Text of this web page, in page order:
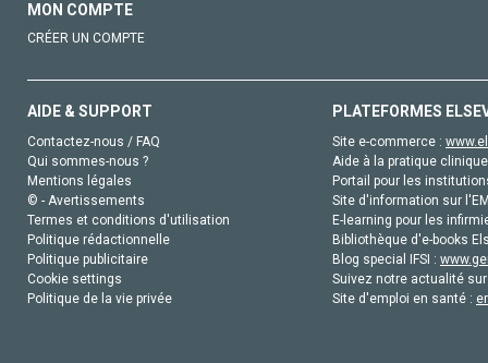
MON COMPTE
CRÉER UN COMPTE
AIDE & SUPPORT
Contactez-nous / FAQ
Qui sommes-nous ?
Mentions légales
© - Avertissements
Termes et conditions d'utilisation
Politique rédactionnelle
Politique publicitaire
Cookie settings
Politique de la vie privée
PLATEFORMES
Site e-commerce :
Aide à la pratique
Portail pour les
Site d'information sur
E-learning pour les
Bibliothèque d'e-books
Blog special IFSI :
Suivez notre actualité
Site d'emploi en santé :